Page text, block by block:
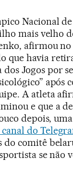
Nacional
mais velho
afirmou
que havia
Jogos por
após
A atleta
e que a
depois,
do
do comitê
se não